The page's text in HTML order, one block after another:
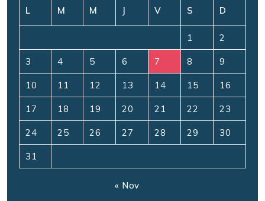
L M M J V S D
1 2
3 4 5 6 7 8 9
10 11 12 13 14 15 16
17 18 19 20 21 22 23
24 25 26 27 28 29 30
31
« Nov